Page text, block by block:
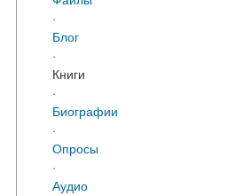
·
Блог
·
Книги
·
Биографии
·
Опросы
·
Аудио